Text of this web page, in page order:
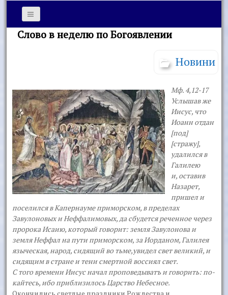
Слово в неделю по Богоявлении
Новини
Мф. 4,12-17
Услышав же
Иисус, что
Иоанн отдан
[под]
[стражу],
удалился в
Галилею
и, оставив
Назарет,
пришел и
поселился в Капернауме примор­ском, в пределах
Завулоновых и Неффалимовых, да сбудется реченное через
пророка Исаию, который говорит: земля Завулонова и
земля Неффал на пути приморском, за Иорданом, Галилея
языческая, народ, сидящий во тьме,увидел свет великий, и
сидящим в стра­не и тени смертной воссиял свет.
С того времени Иисус начал проповедыватъ и говорить: по­
кайтесь, ибо приблизилось Царство Небесное.
Окончились светлые праздники Рождества и